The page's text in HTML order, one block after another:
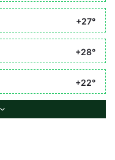
+27°
+28°
+22°